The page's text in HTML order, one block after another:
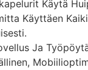
Käytä
Käyttäen
Ja